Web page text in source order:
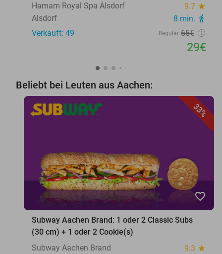
Hamam Royal Spa Alsdorf
9.7 star
Alsdorf 8 min. directions_walk
Verkauft: 49 Regulär 65€
29€
Beliebt bei Leuten aus Aachen:
33%
favorite_border
Subway Aachen Brand: 1 oder 2 Classic Subs
(30 cm) + 1 oder 2 Cookie(s)
Subway Aachen Brand
9.3 star